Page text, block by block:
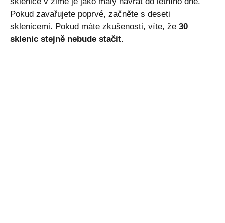
Pokud zavařujete poprvé, začněte s deseti
sklenicemi. Pokud máte zkušenosti, víte, že 30
sklenic stejně nebude stačit.